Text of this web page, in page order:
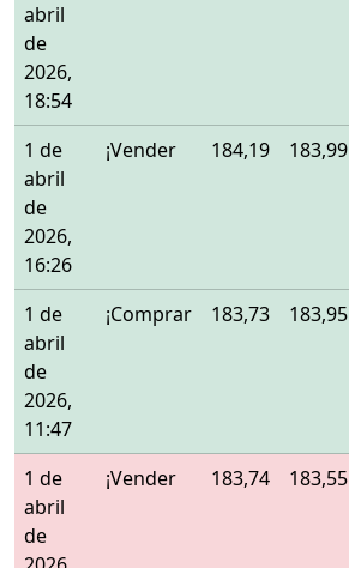
abril
de
2026,
18:54
1 de
abril
de
2026,
16:26
¡Vender 184,19 183,99
1 de
abril
de
2026,
11:47
¡Comprar 183,73 183,95
1 de
abril
de
¡Vender 183,74 183,55